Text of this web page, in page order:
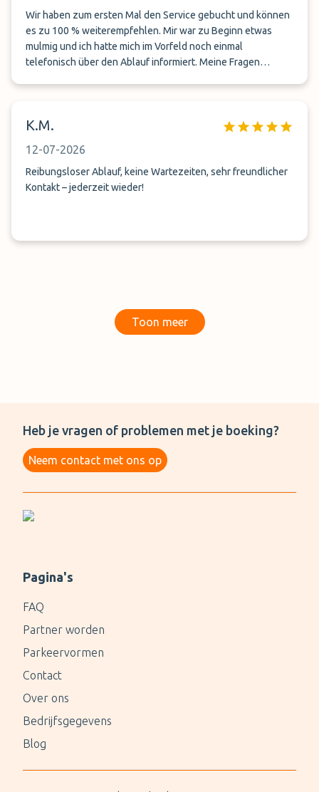
Wir haben zum ersten Mal den Service gebucht und können
es zu 100 % weiterempfehlen. Mir war zu Beginn etwas
mulmig und ich hatte mich im Vorfeld noch einmal
telefonisch über den Ablauf informiert. Meine Fragen
K.M.
12-07-2026
Reibungsloser Ablauf, keine Wartezeiten, sehr freundlicher
Kontakt – jederzeit wieder!
Toon meer
Heb je vragen of problemen met je boeking?
Neem contact met ons op
Pagina's
FAQ
Partner worden
Parkeervormen
Contact
Over ons
Bedrijfsgegevens
Blog